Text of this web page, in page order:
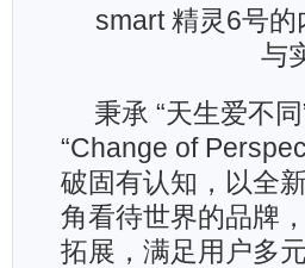
smart 精灵6号
与
秉承 “天生爱不
“Change of
破固有认知，以全
角看待世界的品牌
拓展，满足用户多